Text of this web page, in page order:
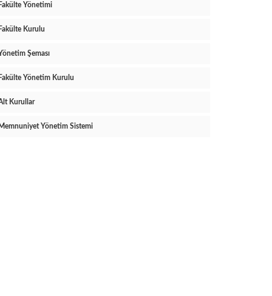
Yönetimi
Kurulu
Şeması
Yönetim Kurulu
Kurullar
Yönetim Sistemi